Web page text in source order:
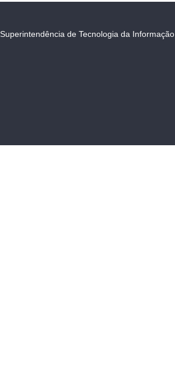
Superintendência de Tecnologia da Informação